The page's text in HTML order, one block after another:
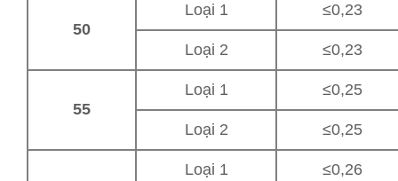
50
Loại 1 ≤0,23
Loại 2 ≤0,23
55
Loại 1 ≤0,25
Loại 2 ≤0,25
Loại 1 ≤0,26